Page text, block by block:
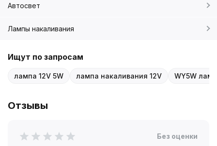
Автосвет
Лампы накаливания
Ищут по запросам
лампа 12V 5W лампа накаливания 12V WY5W
Отзывы
Без оценки